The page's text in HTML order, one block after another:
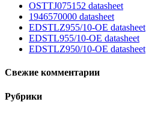
OSTTJ075152 datasheet
1946570000 datasheet
EDSTLZ955/10-OE datasheet
EDSTL955/10-OE datasheet
EDSTLZ950/10-OE datasheet
Свежие комментарии
Рубрики